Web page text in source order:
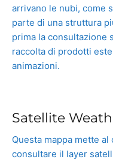
arrivano le nubi, come
parte di una struttura
prima la consultazione
raccolta di prodotti
animazioni.
Satellite
Questa mappa mette
consultare il layer